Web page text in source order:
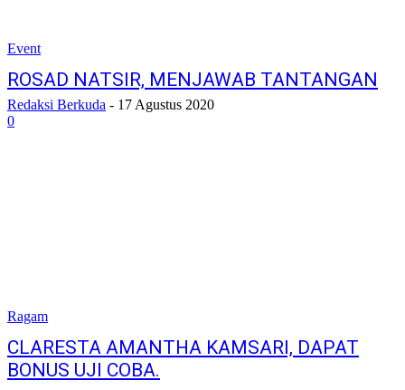
Event
ROSAD NATSIR, MENJAWAB TANTANGAN
Redaksi Berkuda - 17 Agustus 2020
0
Ragam
CLARESTA AMANTHA KAMSARI, DAPAT
BONUS UJI COBA.